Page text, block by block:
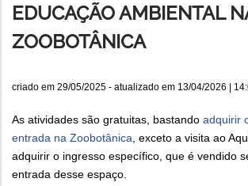
navegação
EDUCAÇÃO AMBIENTAL
ZOOBOTÂNICA
criado em 29/05/2025 - atualizado em 13/04/2026 |
As atividades são gratuitas, bastando adquirir
entrada na Zoobotânica , exceto a visita ao
adquirir o ingresso específico, que é vendido
entrada desse espaço.